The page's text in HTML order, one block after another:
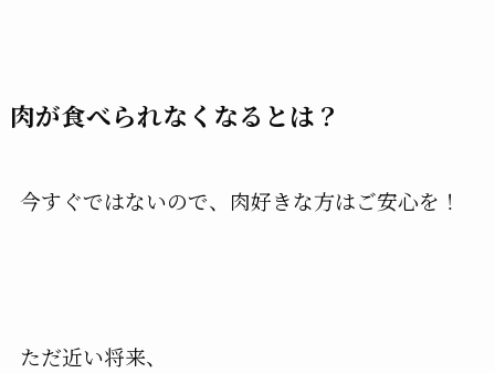
肉が食べられなくなるとは？
今すぐではないので、肉好きな方はご安心を！
ただ近い将来、